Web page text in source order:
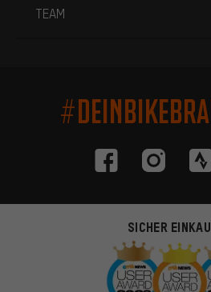
TEAM
SICHER